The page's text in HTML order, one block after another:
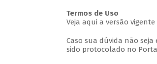
Termos de Uso
Veja aqui a versão vigente
Caso sua dúvida não
sido protocolado no